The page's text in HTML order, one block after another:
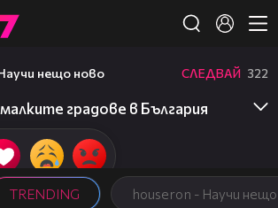
TRENDING houseron - Научи
нещо ново СЛЕДВАЙ 322
градове в България